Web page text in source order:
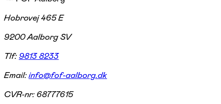
Hobrovej 465 E
9200 Aalborg SV
Tlf:9813 8233
Email:info@fof-aalborg.dk
CVR-nr: 68777615